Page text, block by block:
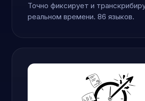
Точно фиксирует и
реальном времени. 86 языков.